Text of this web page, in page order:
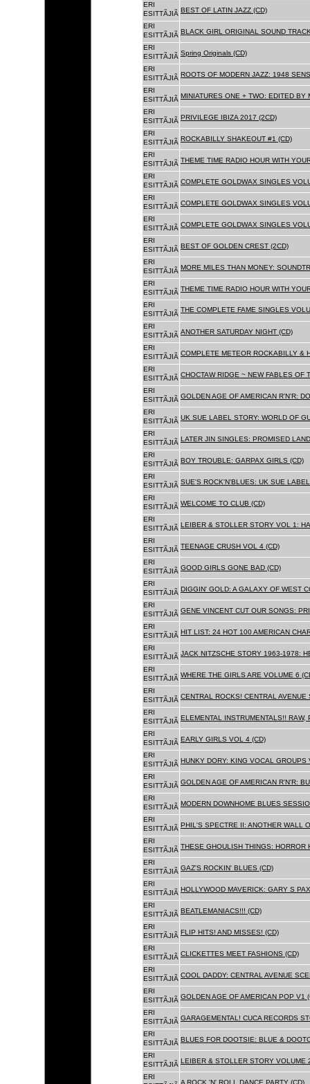
ERI
ESITTÃJIÃ BEST OF LATIN JAZZ (CD)
ERI
ESITTÃJIÃ BLACK GIRL ORIGINAL SOUND
ERI
ESITTÃJIÃ Spring Originals (CD)
ERI
ESITTÃJIÃ ROOTS OF MODERN JAZZ: 1948
ERI
ESITTÃJIÃ MINIATURES ONE + TWO: EDITED BY
ERI
ESITTÃJIÃ PRIVILEGE IBIZA 2017 (2CD)
ERI
ESITTÃJIÃ ROCKABILLY SHAKEOUT #1 (CD)
ERI
ESITTÃJIÃ THEME TIME RADIO HOUR WITH
ERI
ESITTÃJIÃ COMPLETE GOLDWAX SINGLES
ERI
ESITTÃJIÃ COMPLETE GOLDWAX SINGLES
ERI
ESITTÃJIÃ COMPLETE GOLDWAX SINGLES
ERI
ESITTÃJIÃ BEST OF GOLDEN CREST (2CD)
ERI
ESITTÃJIÃ MORE MILES THAN MONEY:
ERI
ESITTÃJIÃ THEME TIME RADIO HOUR WITH
ERI
ESITTÃJIÃ
THE COMPLETE FAME SINGLES
ERI
ESITTÃJIÃ ANOTHER SATURDAY NIGHT (CD)
ERI
ESITTÃJIÃ COMPLETE METEOR ROCKABILLY &
ERI
ESITTÃJIÃ CHOCTAW RIDGE ~ NEW FABLES OF
ERI
ESITTÃJIÃ GOLDEN AGE OF AMERICAN R'N'R:
ERI
ESITTÃJIÃ UK SUE LABEL STORY: WORLD OF
ERI
ESITTÃJIÃ LATER JIN SINGLES: PROMISED
ERI
ESITTÃJIÃ BOY TROUBLE: GARPAX GIRLS (CD)
ERI
ESITTÃJIÃ SUE'S ROCK'N'BLUES: UK SUE
ERI
ESITTÃJIÃ WELCOME TO CLUB (CD)
ERI
ESITTÃJIÃ LEIBER & STOLLER STORY VOL 1:
ERI
ESITTÃJIÃ TEENAGE CRUSH VOL 4 (CD)
ERI
ESITTÃJIÃ GOOD GIRLS GONE BAD (CD)
ERI
ESITTÃJIÃ DIGGIN' GOLD: A GALAXY OF WEST
ERI
ESITTÃJIÃ GENE VINCENT CUT OUR SONGS:
ERI
ESITTÃJIÃ HIT LIST: 24 HOT 100 AMERICAN
ERI
ESITTÃJIÃ JACK NITZSCHE STORY 1963-1978:
ERI
ESITTÃJIÃ WHERE THE GIRLS ARE VOLUME 6
ERI
ESITTÃJIÃ CENTRAL ROCKS! CENTRAL
ERI
ESITTÃJIÃ ELEMENTAL INSTRUMENTALS!! RAW,
ERI
ESITTÃJIÃ EARLY GIRLS VOL 4 (CD)
ERI
ESITTÃJIÃ HUNKY DORY: KING VOCAL GROUPS
ERI
ESITTÃJIÃ GOLDEN AGE OF AMERICAN R'N'R:
ERI
ESITTÃJIÃ MODERN DOWNHOME BLUES
ERI
ESITTÃJIÃ PHIL'S SPECTRE II: ANOTHER WALL
ERI
ESITTÃJIÃ THESE GHOULISH THINGS: HORROR
ERI
ESITTÃJIÃ GAZ'S ROCKIN' BLUES (CD)
ERI
ESITTÃJIÃ HOLLYWOOD MAVERICK: GARY S
ERI
ESITTÃJIÃ BEATLEMANIACS!!! (CD)
ERI
ESITTÃJIÃ FLIP HITS! AND MISSES! (CD)
ERI
ESITTÃJIÃ CLICKETTES MEET FASHIONS (CD)
ERI
ESITTÃJIÃ COOL DADDY: CENTRAL AVENUE
ERI
ESITTÃJIÃ GOLDEN AGE OF AMERICAN POP V1
ERI
ESITTÃJIÃ GARAGEMENTAL! CUCA RECORDS
ERI
ESITTÃJIÃ BLUES FOR DOOTSIE: BLUE &
ERI
ESITTÃJIÃ LEIBER & STOLLER STORY VOLUME
ERI
A ROCK 'N' ROLL DANCE PARTY (CD)